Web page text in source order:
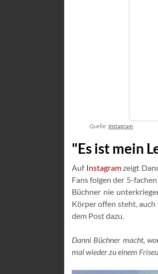
Quelle: Instagram
"Es ist mein
Auf Instagramzeigt
Fans folgen der 5-
Büchner nie
Körper offen steht,
dem Post dazu.
Danni Büchner macht,
mal wieder zu einem